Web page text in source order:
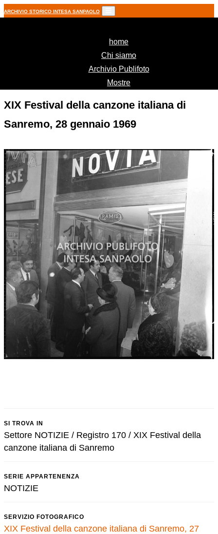
ARCHIVIO STORICO INTESA SANPAOLO
home(current)
Chi siamo
Archivio Publifoto
Mostre
XIX Festival della canzone italiana di
Sanremo, 28 gennaio 1969
SI TROVA IN
Settore NOTIZIE / Registro 170 / XIX Festival della
canzone italiana di Sanremo
SERIE APPARTENENZA
NOTIZIE
SERVIZIO FOTOGRAFICO
XIX Festival della canzone italiana di Sanremo, 27